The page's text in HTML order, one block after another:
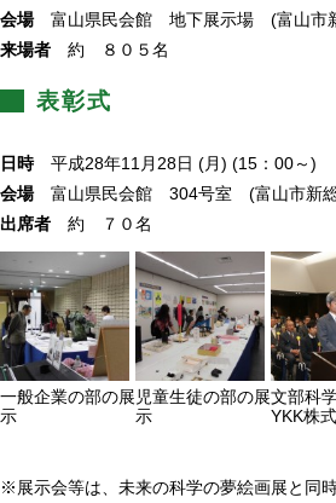
会場富山県民会館 地下展示場 (富山市
来場者 約 ８０５名
表彰式
日時平成28年11月28日 (月) (15：00～)
会場富山県民会館 304号室 (富山市新総
出席者
約 ７０名
一般企業の部の展
示
児童生徒の部の展
示
文部科
YKK株
※展示会等は、未来の科学の夢絵画展と同時